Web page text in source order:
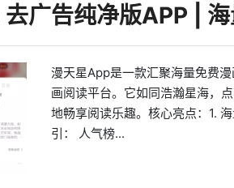
广告纯净版APP |
漫天星App是一款汇聚海量免费
画阅读平台。它如同浩瀚星海，
地畅享阅读乐趣。核心亮点：1.
引： 人气榜...